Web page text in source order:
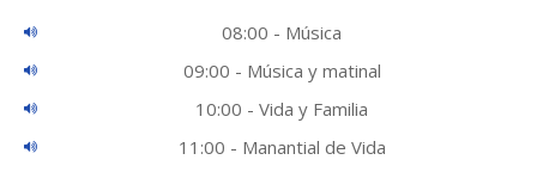
08:00 - Música
09:00 - Música y matinal
10:00 - Vida y Familia
11:00 - Manantial de Vida